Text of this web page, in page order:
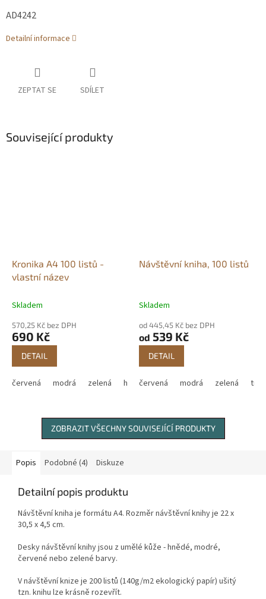
AD4242
Detailní informace
ZEPTAT SE SDÍLET
Související produkty
Kronika A4 100 listů -
vlastní název
Skladem
570,25 Kč bez DPH
690 Kč
DETAIL
červená modrá zelená hnědá
Návštěvní kniha, 100 listů
Skladem
od 445,45 Kč bez DPH
od 539 Kč
DETAIL
červená modrá zelená tm.
ZOBRAZIT VŠECHNY SOUVISEJÍCÍ PRODUKTY
Popis Podobné (4) Diskuze
Detailní popis produktu
Návštěvní kniha je formátu A4. Rozměr návštěvní knihy je 22 x
30,5 x 4,5 cm.
Desky návštěvní knihy jsou z umělé kůže - hnědé, modré,
červené nebo zelené barvy.
V návštěvní knize je 200 listů (140g/m2 ekologický papír) ušitý
tzn. knihu lze krásně rozevřít.